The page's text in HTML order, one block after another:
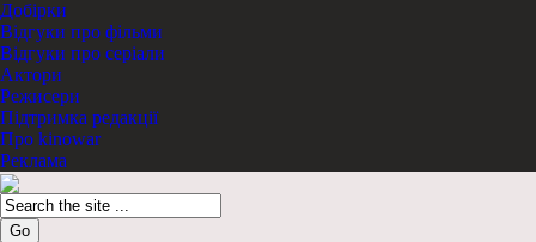
Добірки
Відгуки про фільми
Відгуки про серіали
Актори
Режисери
Підтримка редакції
Про kinowar
Реклама
Go